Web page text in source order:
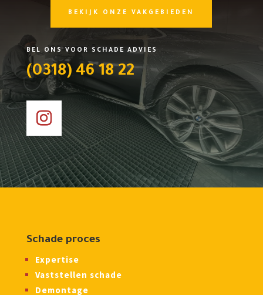
BEKIJK ONZE VAKGEBIEDEN
BEL ONS VOOR SCHADE ADVIES
(0318) 46 18 22
Schade proces
Expertise
Vaststellen schade
Demontage